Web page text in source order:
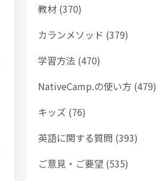
教材 (370)
カランメソッド (379)
学習方法 (470)
NativeCamp.の使い方 (479)
キッズ (76)
英語に関する質問 (393)
ご意見・ご要望 (535)